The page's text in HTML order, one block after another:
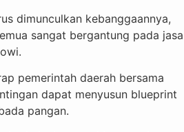
dimunculkan kebanggaannya,
sangat bergantung pada jasa
pemerintah daerah bersama
dapat menyusun blueprint
pangan.